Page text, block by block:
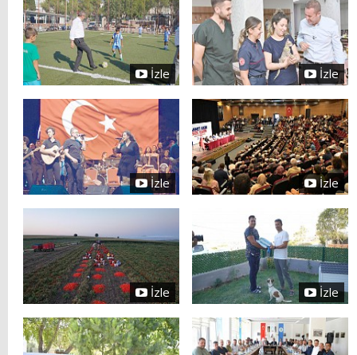
İzle İzle
İzle İzle
İzle İzle